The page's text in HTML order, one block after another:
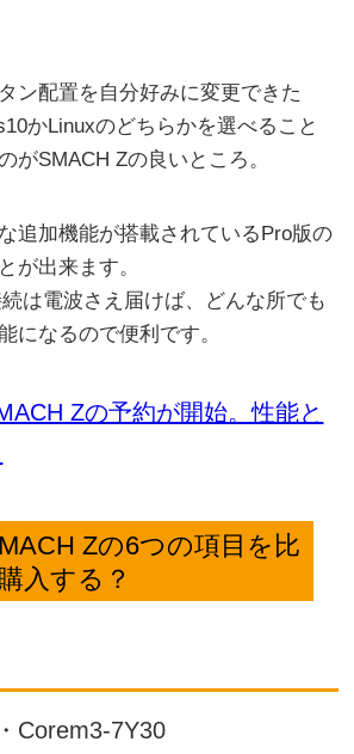
ン配置を自分好みに変更できた
かLinuxのどちらかを選べること
がSMACH Zの良いところ。
追加機能が搭載されているPro版の
が出来ます。
は電波さえ届けば、どんな所でも
になるので便利です。
Zの予約が開始。性能と
Zの6つの項目を比
入する？
Corem3-7Y30